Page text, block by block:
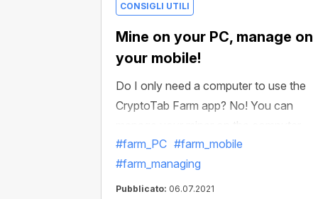
CONSIGLI UTILI
Mine on your PC, manage on
your mobile!
Do I only need a computer to use the
CryptoTab Farm app? No! You can
manage your miner on the computer
without the CryptoTab Farm app, but in
order to use the full functionality, easily
withdraw funds, and control the entire
#farm_PC #farm_mobile
#farm_managing
Pubblicato: 06.07.2021